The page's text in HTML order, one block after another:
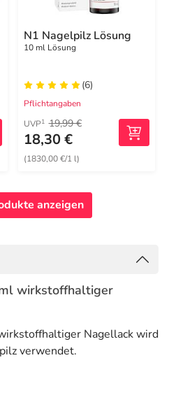
N1 Nagelpilz Lösung
10 ml Lösung
(6)
Pflichtangaben
UVP1 19,99 €
18,30 €
(1830,00 €/1 l)
anzeigen
wirkstoffhaltiger
Nagellack wird
verwendet.